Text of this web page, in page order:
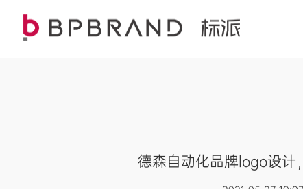
德森自动化品牌logo设计